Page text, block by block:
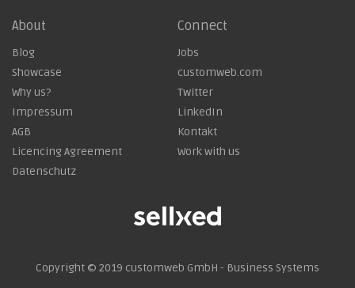
About
Blog
Showcase
Why us?
Impressum
AGB
Licencing Agreement
Datenschutz
Connect
Jobs
customweb.com
Twitter
LinkedIn
Kontakt
Work with us
Copyright © 2019 customweb GmbH - Business Systems